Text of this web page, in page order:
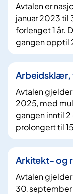
Avtalen er
januar 2023 til
forlenget 1 år.
gangen opptil
Arbeidsklær,
Avtalen gjelder
2025, med
gangen inntil 2
prolongert til
Arkitekt- og
Avtalen
30.september